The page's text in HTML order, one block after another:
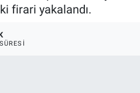
firari yakalandı.